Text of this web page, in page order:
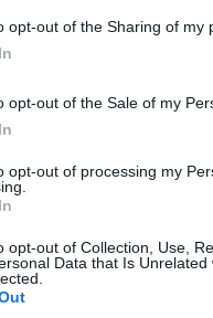
opt-out of the Sharing of my
opt-out of the Sale of my
opt-out of processing my
opt-out of Collection, Use,
Data that Is